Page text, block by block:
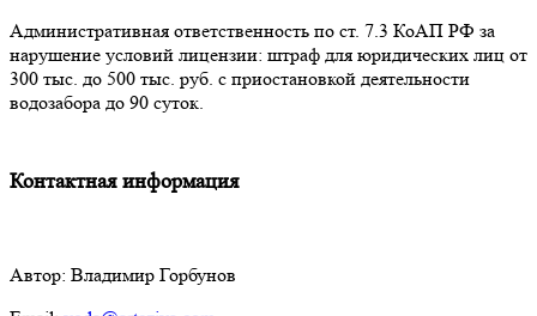
Административная ответственность по ст. 7.3 КоАП РФ за
нарушение условий лицензии: штраф для юридических лиц от
300 тыс. до 500 тыс. руб. с приостановкой деятельности
водозабора до 90 суток.
Контактная информация
Автор: Владимир Горбунов